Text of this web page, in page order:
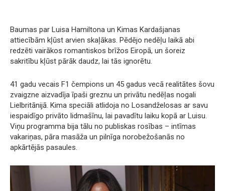
Baumas par Luisa Hamiltona un Kimas Kardašjanas
attiecībām kļūst arvien skaļākas. Pēdējo nedēļu laikā abi
redzēti vairākos romantiskos brīžos Eiropā, un šoreiz
sakritību kļūst pārāk daudz, lai tās ignorētu.
41 gadu vecais F1 čempions un 45 gadus vecā realitātes šovu
zvaigzne aizvadīja īpaši greznu un privātu nedēļas nogali
Lielbritānijā. Kima speciāli atlidoja no Losandželosas ar savu
iespaidīgo privāto lidmašīnu, lai pavadītu laiku kopā ar Luisu.
Viņu programma bija tālu no publiskas rosības – intīmas
vakariņas, pāra masāža un pilnīga norobežošanās no
apkārtējās pasaules.